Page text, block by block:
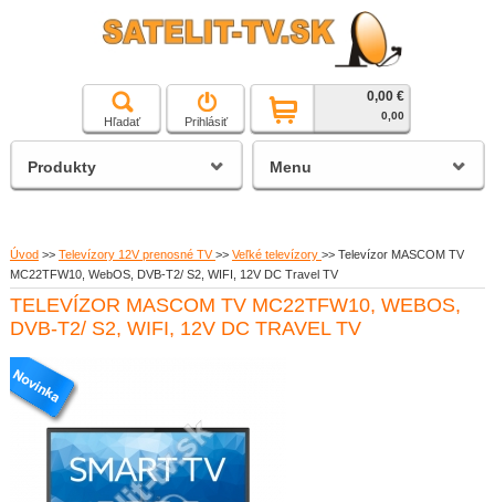
čierna a biela technika
satelitné prijímače
Hľadať Prihlásiť
0,00 €
0,00
Úvod >> Televízory 12V prenosné TV>> Veľké televízory >> Televízor MASCOM TV
MC22TFW10, WebOS, DVB-T2/ S2, WIFI, 12V DC Travel TV
TELEVÍZOR MASCOM TV MC22TFW10, WEBOS,
DVB-T2/ S2, WIFI, 12V DC TRAVEL TV
Produkty Menu